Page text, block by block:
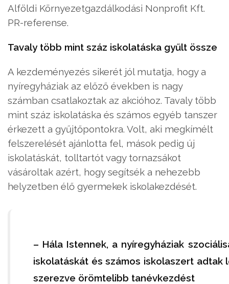
Alföldi Környezetgazdálkodási Nonprofit Kft.
PR-referense.
Tavaly több mint száz iskolatáska gyűlt össze
A kezdeményezés sikerét jól mutatja, hogy a
nyíregyháziak az előző években is nagy
számban csatlakoztak az akcióhoz. Tavaly több
mint száz iskolatáska és számos egyéb tanszer
érkezett a gyűjtőpontokra. Volt, aki megkímélt
felszerelését ajánlotta fel, mások pedig új
iskolatáskát, tolltartót vagy tornazsákot
vásároltak azért, hogy segítsék a nehezebb
helyzetben élő gyermekek iskolakezdését.
– Hála Istennek, a nyíregyháziak
iskolatáskát és számos iskolaszert adtak
szerezve örömtelibb tanévkezdést